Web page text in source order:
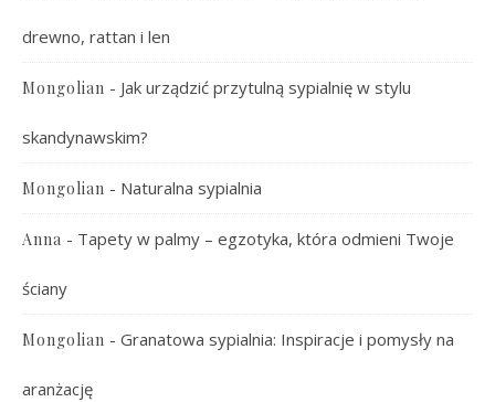
drewno, rattan i len
Mongolian - Jak urządzić przytulną sypialnię w stylu
skandynawskim?
Mongolian - Naturalna sypialnia
Anna - Tapety w palmy – egzotyka, która odmieni Twoje
ściany
Mongolian - Granatowa sypialnia: Inspiracje i pomysły na
aranżację